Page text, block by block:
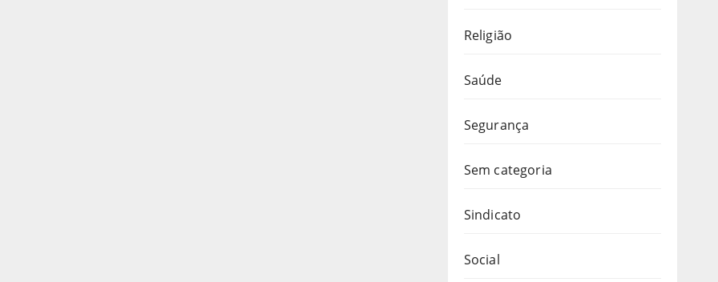
Religião
Saúde
Segurança
Sem categoria
Sindicato
Social